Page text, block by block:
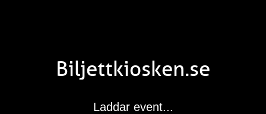
Biljettkiosken.se
Laddar event...